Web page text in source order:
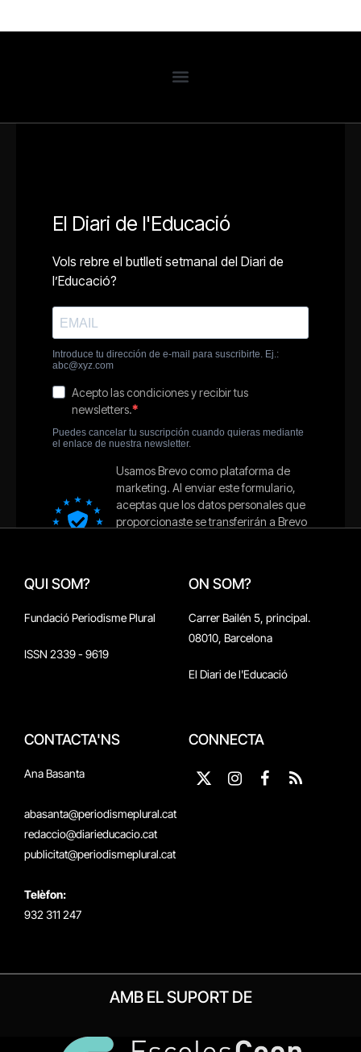
QUI SOM?
Fundació Periodisme Plural
ISSN 2339 - 9619
ON SOM?
Carrer Bailén 5, principal.
08010, Barcelona
El Diari de l'Educació
CONTACTA'NS
Ana Basanta
abasanta@periodismeplural.cat
redaccio@diarieducacio.cat
publicitat@periodismeplural.cat
Telèfon:
932 311 247
CONNECTA
X
Instagram
Facebook
RSS
AMB EL SUPORT DE